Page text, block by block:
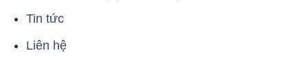
Tin tức
Liên hệ